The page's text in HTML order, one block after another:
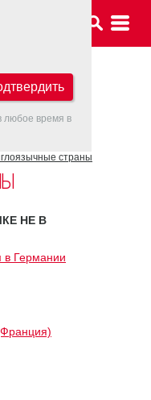
страны
НЕ В
в Германии
любое время в